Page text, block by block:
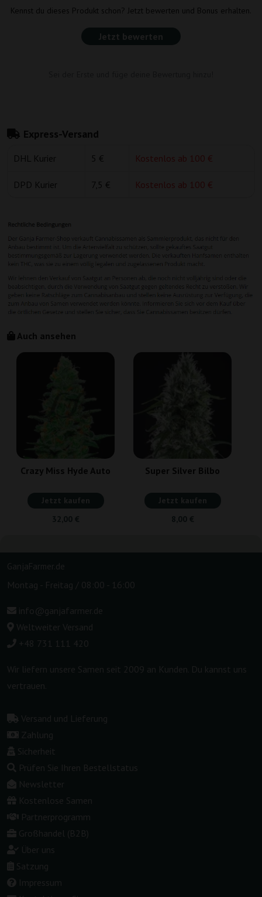
Kennst du dieses Produkt schon? Jetzt bewerten und Bonus erhalten.
Jetzt bewerten
Express-Versand
DHL Kurier 5 € Kostenlos ab 100 €
DPD Kurier 7,5 € Kostenlos ab 100 €
Auch ansehen
Crazy Miss Hyde Auto
Jetzt kaufen
32,00 €
Super Silver Bilbo
Jetzt kaufen
8,00 €
GanjaFarmer.de
Montag - Freitag / 08:00 - 16:00
info@ganjafarmer.de
Weltweiter Versand
+48 731 111 420
Wir liefern unsere Samen seit 2009 an Kunden. Du kannst uns
vertrauen.
Versand und Lieferung
Zahlung
Sicherheit
Prüfen Sie Ihren Bestellstatus
Newsletter
Kostenlose Samen
Partnerprogramm
Großhandel (B2B)
Über uns
Satzung
Impressum